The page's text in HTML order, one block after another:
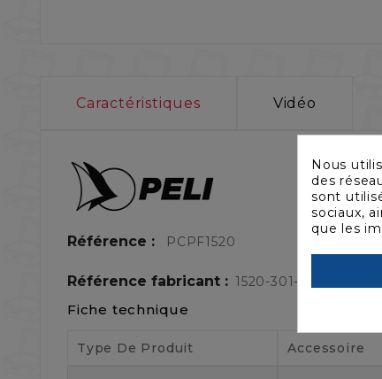
Caractéristiques Vidéo
Référence : PCPF1520
Référence fabricant : 1520-301-110E
Fiche technique
Type De Produit Accessoire
Nous
des
sont
sociaux,
que les